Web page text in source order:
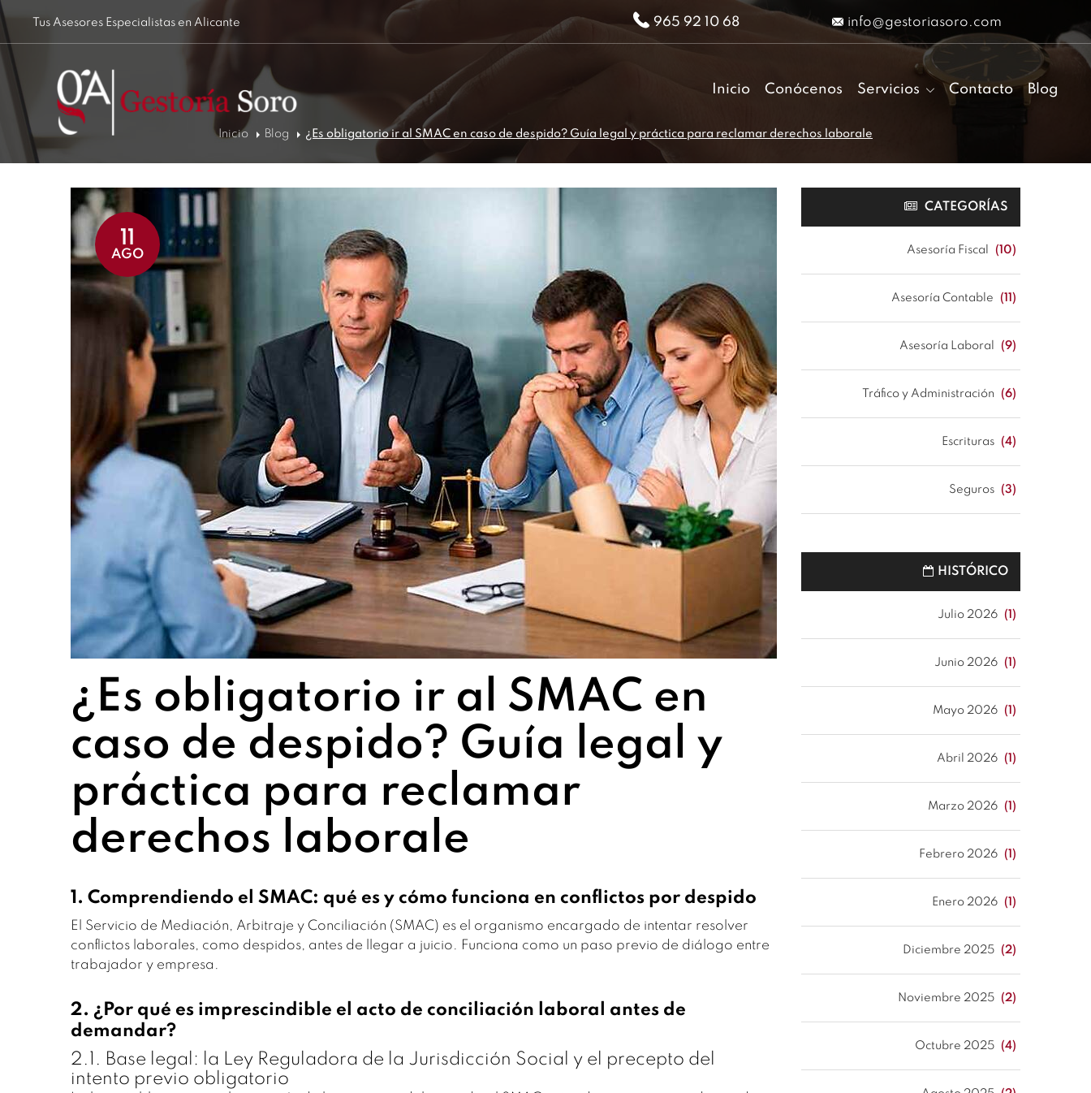
Tus Asesores Especialistas en Alicante 965 92 10 68 info@gestoriasoro.com
Inicio Conócenos Servicios Contacto Blog
Inicio Blog ¿Es obligatorio ir al SMAC en caso de despido? Guía legal y práctica para reclamar derechos laborale
11
AGO
¿Es obligatorio ir al SMAC en
caso de despido? Guía legal y
práctica para reclamar
derechos laborale
1. Comprendiendo el SMAC: qué es y cómo funciona en conflictos por despido
El Servicio de Mediación, Arbitraje y Conciliación (SMAC) es el organismo encargado de intentar resolver
conflictos laborales, como despidos, antes de llegar a juicio. Funciona como un paso previo de diálogo entre
trabajador y empresa.
2. ¿Por qué es imprescindible el acto de conciliación laboral antes de
demandar?
2.1. Base legal: la Ley Reguladora de la Jurisdicción Social y el precepto del
intento previo obligatorio
CATEGORÍAS
Asesoría Fiscal (10)
Asesoría Contable (11)
Asesoría Laboral (9)
Tráfico y Administración (6)
Escrituras (4)
Seguros (3)
HISTÓRICO
Julio 2026 (1)
Junio 2026 (1)
Mayo 2026 (1)
Abril 2026 (1)
Marzo 2026 (1)
Febrero 2026 (1)
Enero 2026 (1)
Diciembre 2025 (2)
Noviembre 2025 (2)
Octubre 2025 (4)